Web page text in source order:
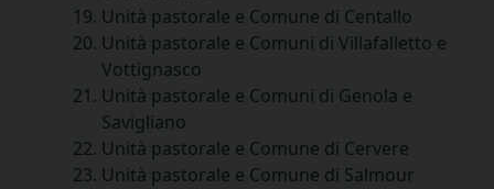
Unità pastorale e Comune di Centallo
Unità pastorale e Comuni di Villafalletto e
Vottignasco
Unità pastorale e Comuni di Genola e
Savigliano
Unità pastorale e Comune di Cervere
Unità pastorale e Comune di Salmour